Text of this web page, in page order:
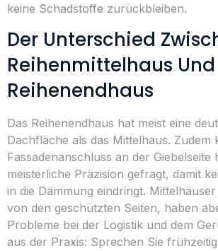
keine Schadstoffe zurückbleiben.
Der Unterschied
Reihenmittelhaus Und
Reihenendhaus
Das Reihenendhaus hat meist eine
Dachfläche als das Mittelhaus. Zudem
Fassadenanschluss an der Giebelseite
meisterliche Präzision gefragt, damit
in die Dämmung eindringt.
von den geschützten Seiten, haben
Probleme bei der Logistik und dem
aus der Praxis: Sprechen Sie